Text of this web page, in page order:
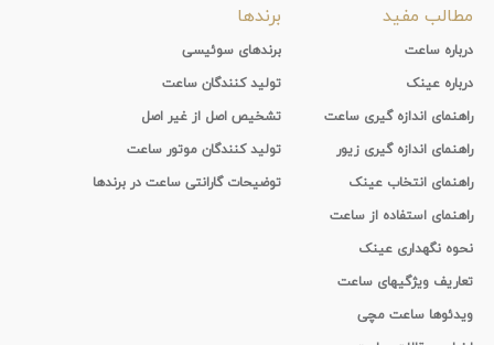
مطالب مفید
درباره ساعت
درباره عینک
راهنمای اندازه گیری ساعت
راهنمای اندازه گیری زیور
راهنمای انتخاب عینک
راهنمای استفاده از ساعت
نحوه نگهداری عینک
تعاریف ویژگیهای ساعت
ویدئوها ساعت مچی
برندها
برندهای سوئیسی
تولید کنندگان ساعت
تشخیص اصل از غیر اصل
تولید کنندگان موتور ساعت
توضیحات گارانتی ساعت در برندها